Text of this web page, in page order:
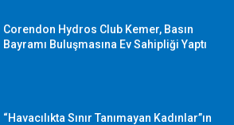
Corendon Hydros Club Kemer, Basın
Bayramı Buluşmasına Ev Sahipliği Yaptı
“Havacılıkta Sınır Tanımayan Kadınlar”ın